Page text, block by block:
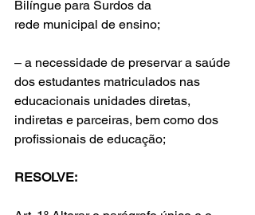
Bilíngue para Surdos da
rede municipal de ensino;
– a necessidade de preservar a saúde
dos estudantes matriculados nas
educacionais unidades diretas,
indiretas e parceiras, bem como dos
profissionais de educação;
RESOLVE: